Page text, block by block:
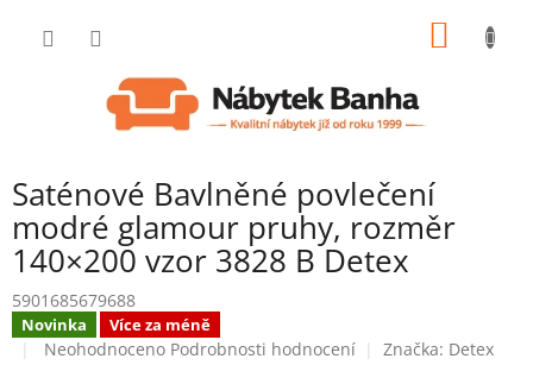
Saténové Bavlněné povlečení
modré glamour pruhy, rozměr
140×200 vzor 3828 B Detex
5901685679688
Novinka Více za méně
Průměrné
Neohodnoceno Podrobnosti hodnocení Značka: Detex